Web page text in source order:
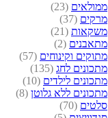
ממולאים (23)
מרקים (37)
משקאות (21)
מתאבנים (2)
מתוקים וקינוחים (57)
מתכונים לחג (135)
מתכונים לילדים (10)
מתכונים ללא גלוטן (8)
סלטים (70)